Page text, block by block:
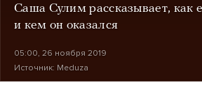
Саша Сулим рассказывает, как
и кем он оказался
05:00, 26 ноября 2019
Источник: Meduza